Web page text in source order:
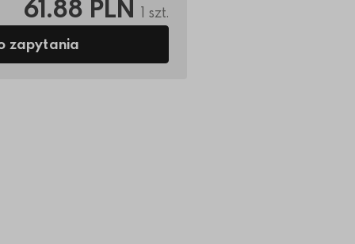
61.88 PLN 1 szt.
zapytania